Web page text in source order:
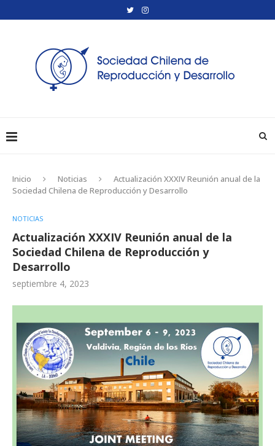
Inicio Noticias
Actualización XXXIV Reunión anual de la
Sociedad Chilena de Reproducción y Desarrollo
NOTICIAS
Actualización XXXIV Reunión anual de la
Sociedad Chilena de Reproducción y
Desarrollo
septiembre 4, 2023